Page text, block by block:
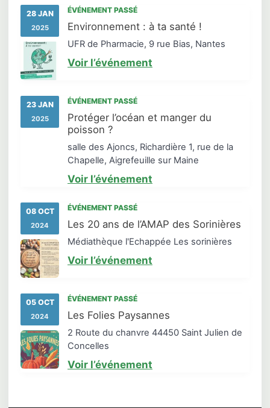
28 JAN
2025
ÉVÉNEMENT PASSÉ
Environnement : à ta santé !
UFR de Pharmacie, 9 rue Bias, Nantes
Voir l’événement
23 JAN
2025
ÉVÉNEMENT PASSÉ
Protéger l’océan et manger du
poisson ?
salle des Ajoncs, Richardière 1, rue de la
Chapelle, Aigrefeuille sur Maine
Voir l’événement
08 OCT
2024
ÉVÉNEMENT PASSÉ
Les 20 ans de l’AMAP des Sorinières
Médiathèque l'Echappée Les sorinières
Voir l’événement
05 OCT
2024
ÉVÉNEMENT PASSÉ
Les Folies Paysannes
2 Route du chanvre 44450 Saint Julien de
Concelles
Voir l’événement